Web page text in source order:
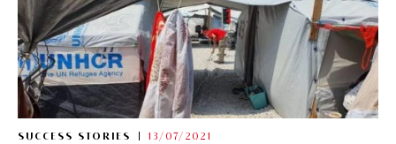
SUCCESS STORIES 13/07/2021